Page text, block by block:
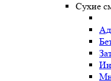
Сухие